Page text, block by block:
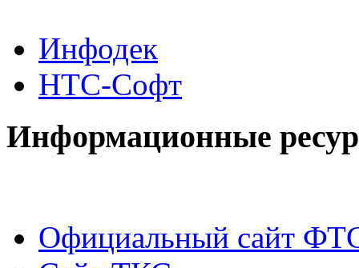
Инфодек
НТС-Софт
Информационные
Официальный сайт